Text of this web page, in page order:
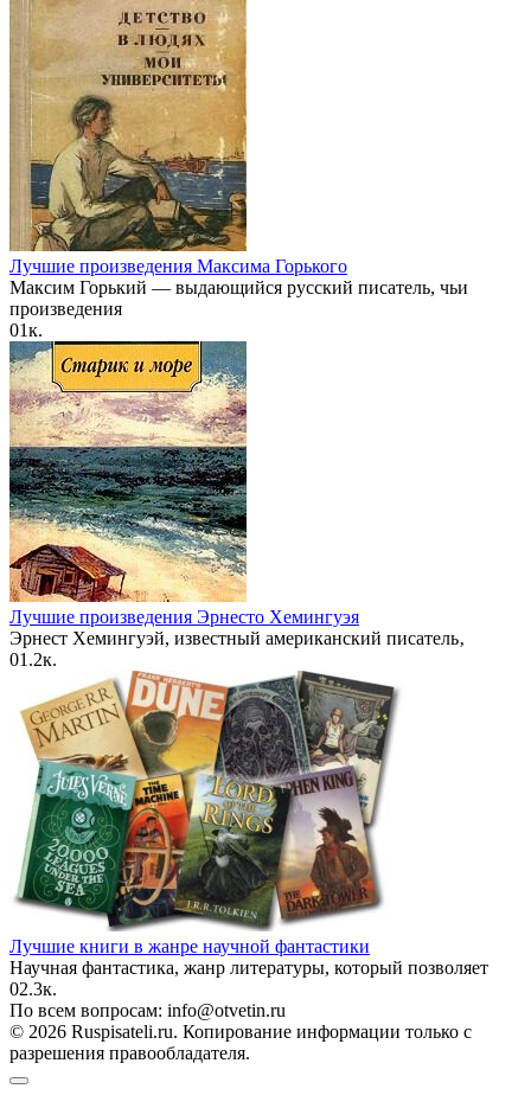
Лучшие произведения Максима Горького
Максим Горький — выдающийся русский писатель, чьи
произведения
01к.
Лучшие произведения Эрнесто Хемингуэя
Эрнест Хемингуэй, известный американский писатель‚
01.2к.
Лучшие книги в жанре научной фантастики
Научная фантастика, жанр литературы, который позволяет
02.3к.
По всем вопросам: info@otvetin.ru
© 2026 Ruspisateli.ru. Копирование информации только с
разрешения правообладателя.